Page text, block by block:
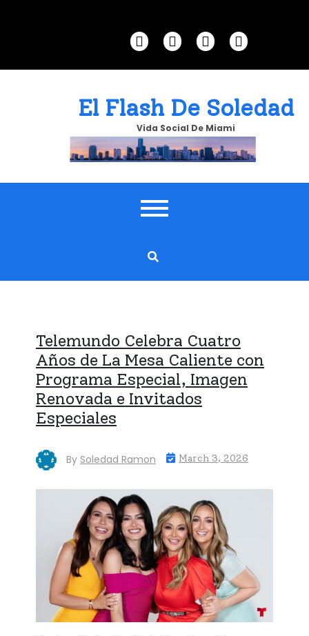
El Flash De Soledad
Vida Social De Miami
Telemundo Celebra Cuatro
Años de La Mesa Caliente con
Programa Especial, Imagen
Renovada e Invitados
Especiales
By Soledad Ramon March 3, 2026